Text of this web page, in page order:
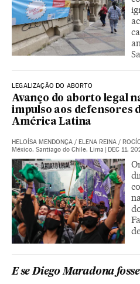
LEGALIZAÇÃO DO ABORTO
Avanço do aborto legal
impulso aos defensores
América Latina
HELOÍSA MENDONÇA / ELENA REINA /
México, Santiago do Chile, Lima | DEC 11,
E se Diego Maradona